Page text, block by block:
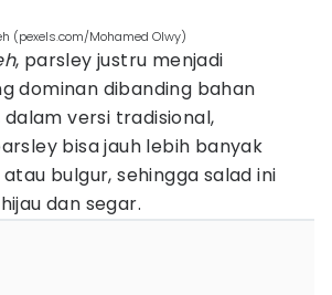
(pexels.com/Mohamed Olwy)
, parsley justru menjadi
dominan dibanding bahan
dalam versi tradisional,
bisa jauh lebih banyak
bulgur, sehingga salad ini
dan segar.